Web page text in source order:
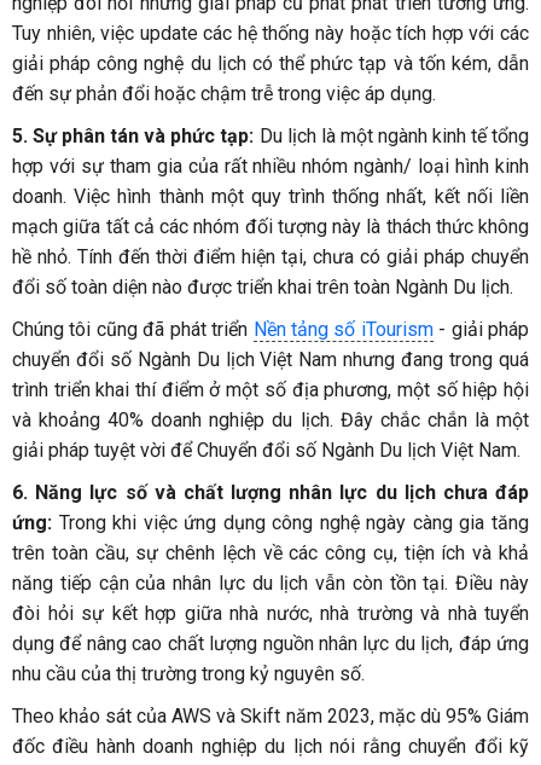
Tuy nhiên, việc update các hệ thống này hoặc tích hợp với các
giải pháp công nghệ du lịch có thể phức tạp và tốn kém, dẫn
đến sự phản đổi hoặc chậm trễ trong việc áp dụng.
5. Sự phân tán và phức tạp: Du lịch là một ngành kinh tế tổng
hợp với sự tham gia của rất nhiều nhóm ngành/ loại hình kinh
doanh. Việc hình thành một quy trình thống nhất, kết nối liền
mạch giữa tất cả các nhóm đối tượng này là thách thức không
hề nhỏ. Tính đến thời điểm hiện tại, chưa có giải pháp chuyển
đổi số toàn diện nào được triển khai trên toàn Ngành Du lịch.
Chúng tôi cũng đã phát triển Nền tảng số iTourism- giải pháp
chuyển đổi số Ngành Du lịch Việt Nam nhưng đang trong quá
trình triển khai thí điểm ở một số địa phương, một số hiệp hội
và khoảng 40% doanh nghiệp du lịch. Đây chắc chắn là một
giải pháp tuyệt vời để Chuyển đổi số Ngành Du lịch Việt Nam.
6. Năng lực số và chất lượng nhân lực du lịch chưa đáp
ứng: Trong khi việc ứng dụng công nghệ ngày càng gia tăng
trên toàn cầu, sự chênh lệch về các công cụ, tiện ích và khả
năng tiếp cận của nhân lực du lịch vẫn còn tồn tại. Điều này
đòi hỏi sự kết hợp giữa nhà nước, nhà trường và nhà tuyển
dụng để nâng cao chất lượng nguồn nhân lực du lịch, đáp ứng
nhu cầu của thị trường trong kỷ nguyên số.
Theo khảo sát của AWS và Skift năm 2023, mặc dù 95% Giám
đốc điều hành doanh nghiệp du lịch nói rằng chuyển đổi kỹ